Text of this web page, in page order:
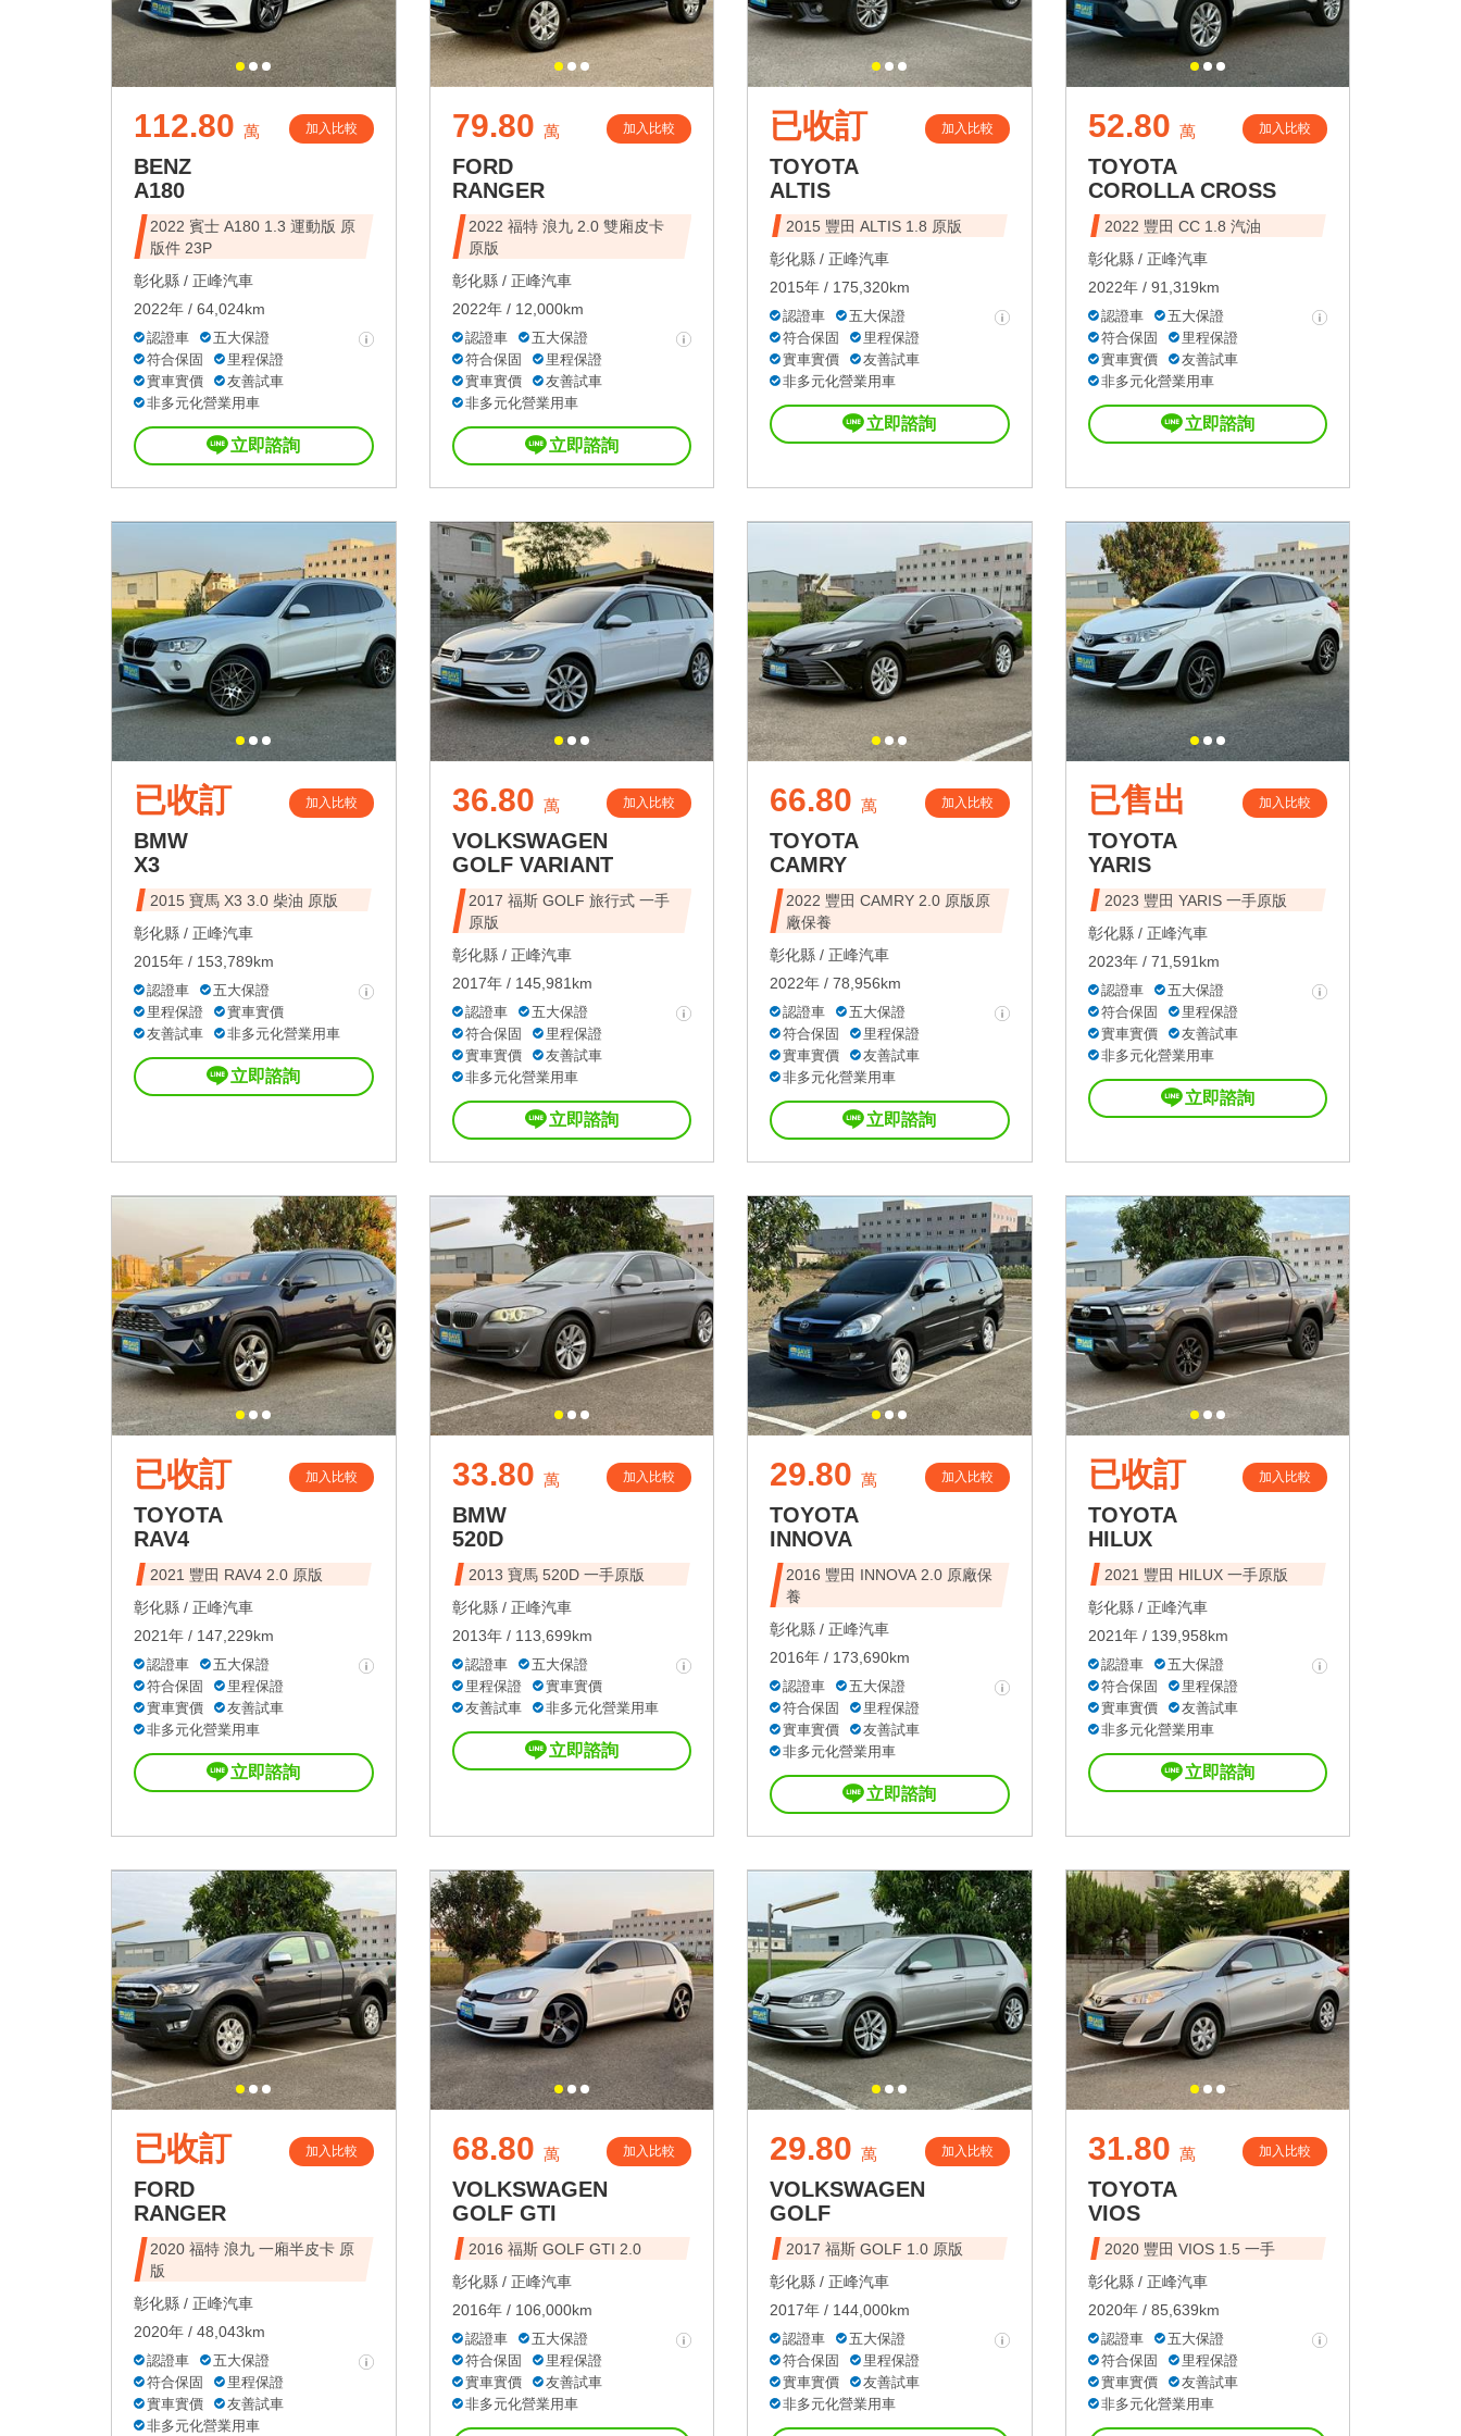
112.80 萬 加入比較
BENZ
A180
2022 賓士 A180 1.3 運動版 原
版件 23P
彰化縣 / 正峰汽車
2022年 / 64,024km
認證車
五大保證
符合保固
里程保證
實車實價
友善試車
非多元化營業用車
立即諮詢
79.80 萬 加入比較
FORD
RANGER
2022 福特 浪九 2.0 雙廂皮卡
原版
彰化縣 / 正峰汽車
2022年 / 12,000km
認證車
五大保證
符合保固
里程保證
實車實價
友善試車
非多元化營業用車
立即諮詢
已收訂 加入比較
TOYOTA
ALTIS
2015 豐田 ALTIS 1.8 原版
彰化縣 / 正峰汽車
2015年 / 175,320km
認證車
五大保證
符合保固
里程保證
實車實價
友善試車
非多元化營業用車
立即諮詢
52.80 萬 加入比較
TOYOTA
COROLLA CROSS
2022 豐田 CC 1.8 汽油
彰化縣 / 正峰汽車
2022年 / 91,319km
認證車
五大保證
符合保固
里程保證
實車實價
友善試車
非多元化營業用車
立即諮詢
已收訂 加入比較
BMW
X3
2015 寶馬 X3 3.0 柴油 原版
彰化縣 / 正峰汽車
2015年 / 153,789km
認證車
五大保證
里程保證
實車實價
友善試車
非多元化營業用車
立即諮詢
36.80 萬 加入比較
VOLKSWAGEN
GOLF VARIANT
2017 福斯 GOLF 旅行式 一手
原版
彰化縣 / 正峰汽車
2017年 / 145,981km
認證車
五大保證
符合保固
里程保證
實車實價
友善試車
非多元化營業用車
立即諮詢
66.80 萬 加入比較
TOYOTA
CAMRY
2022 豐田 CAMRY 2.0 原版原
廠保養
彰化縣 / 正峰汽車
2022年 / 78,956km
認證車
五大保證
符合保固
里程保證
實車實價
友善試車
非多元化營業用車
立即諮詢
已售出 加入比較
TOYOTA
YARIS
2023 豐田 YARIS 一手原版
彰化縣 / 正峰汽車
2023年 / 71,591km
認證車
五大保證
符合保固
里程保證
實車實價
友善試車
非多元化營業用車
立即諮詢
已收訂 加入比較
TOYOTA
RAV4
2021 豐田 RAV4 2.0 原版
彰化縣 / 正峰汽車
2021年 / 147,229km
認證車
五大保證
符合保固
里程保證
實車實價
友善試車
非多元化營業用車
立即諮詢
33.80 萬 加入比較
BMW
520D
2013 寶馬 520D 一手原版
彰化縣 / 正峰汽車
2013年 / 113,699km
認證車
五大保證
里程保證
實車實價
友善試車
非多元化營業用車
立即諮詢
29.80 萬 加入比較
TOYOTA
INNOVA
2016 豐田 INNOVA 2.0 原廠保
養
彰化縣 / 正峰汽車
2016年 / 173,690km
認證車
五大保證
符合保固
里程保證
實車實價
友善試車
非多元化營業用車
立即諮詢
已收訂 加入比較
TOYOTA
HILUX
2021 豐田 HILUX 一手原版
彰化縣 / 正峰汽車
2021年 / 139,958km
認證車
五大保證
符合保固
里程保證
實車實價
友善試車
非多元化營業用車
立即諮詢
已收訂 加入比較
FORD
RANGER
2020 福特 浪九 一廂半皮卡 原
版
彰化縣 / 正峰汽車
2020年 / 48,043km
認證車
五大保證
符合保固
里程保證
實車實價
友善試車
非多元化營業用車
68.80 萬 加入比較
VOLKSWAGEN
GOLF GTI
2016 福斯 GOLF GTI 2.0
彰化縣 / 正峰汽車
2016年 / 106,000km
認證車
五大保證
符合保固
里程保證
實車實價
友善試車
非多元化營業用車
29.80 萬 加入比較
VOLKSWAGEN
GOLF
2017 福斯 GOLF 1.0 原版
彰化縣 / 正峰汽車
2017年 / 144,000km
認證車
五大保證
符合保固
里程保證
實車實價
友善試車
非多元化營業用車
31.80 萬 加入比較
TOYOTA
VIOS
2020 豐田 VIOS 1.5 一手
彰化縣 / 正峰汽車
2020年 / 85,639km
認證車
五大保證
符合保固
里程保證
實車實價
友善試車
非多元化營業用車